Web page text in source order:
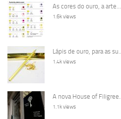
As cores do ouro, a arte...
1.6k views
Lápis de ouro, para as su...
1.4k views
A nova House of Filigree...
1.1k views